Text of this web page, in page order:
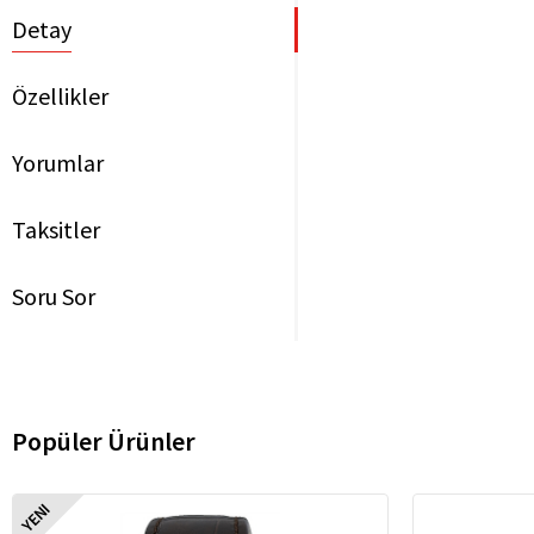
Detay
Özellikler
Yorumlar
Taksitler
Soru Sor
Popüler Ürünler
YENI